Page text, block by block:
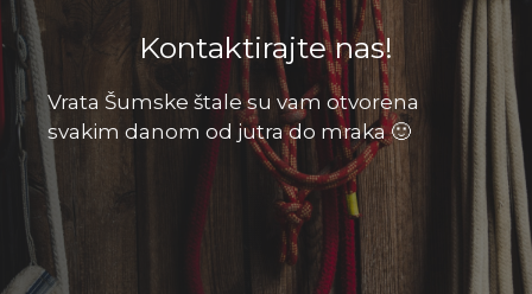
Kontaktirajte nas!
Vrata Šumske štale su vam otvorena
svakim danom od jutra do mraka 🙂